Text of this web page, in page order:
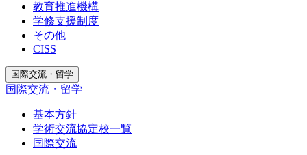
教育推進機構
学修支援制度
その他
CISS
国際交流・留学
国際交流・留学
基本方針
学術交流協定校一覧
国際交流